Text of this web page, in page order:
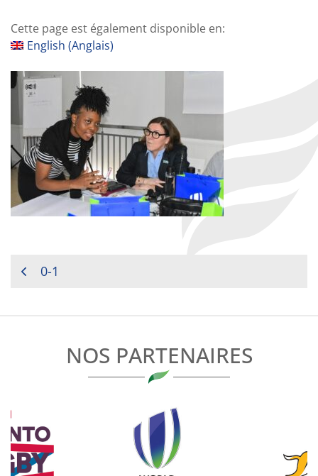
Cette page est également disponible en:
English (Anglais)
NAVIGATION
0-1
NOS PARTENAIRES